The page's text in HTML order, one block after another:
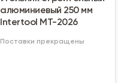
алюминиевый 250 мм
Intertool MT-2026
Поставки прекращены